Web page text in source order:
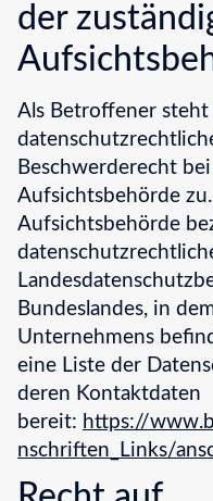
der
Als Betroffener steht
Beschwerderecht
Aufsichtsbehörde
Aufsichtsbehörde
Bundeslandes, in
Unternehmens
eine Liste der
deren Kontaktdaten
bereit: https://
nschriften_Links/